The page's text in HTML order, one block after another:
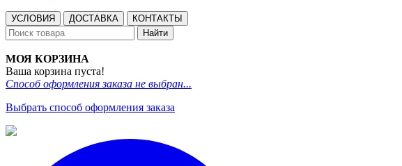
УСЛОВИЯ ДОСТАВКА
КОНТАКТЫ
Найти
МОЯ КОРЗИНА
Ваша корзина пуста!
Способ оформления заказа не выбран...
Выбрать способ оформления заказа